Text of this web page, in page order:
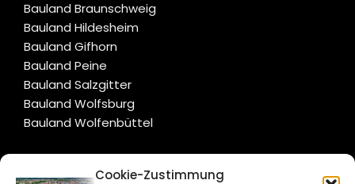
Cookie-Zustimmung
Bauland Braunschweig
Bauland Hildesheim
Bauland Gifhorn
Bauland Peine
Bauland Salzgitter
Bauland Wolfsburg
Bauland Wolfenbüttel
CITYLIFE!